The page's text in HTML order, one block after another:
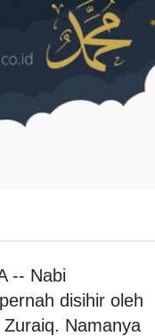
-- Nabi
disihir oleh
Namanya